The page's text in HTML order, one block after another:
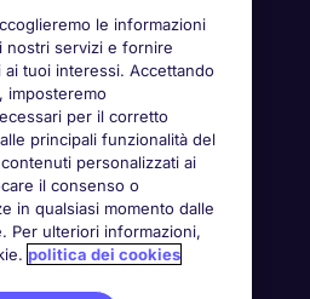
le informazioni
nostri servizi e fornire
tuoi interessi. Accettando
imposteremo
per il corretto
principali funzionalità del
personalizzati ai
il consenso o
in qualsiasi momento dalle
Per ulteriori informazioni,
politica dei cookies